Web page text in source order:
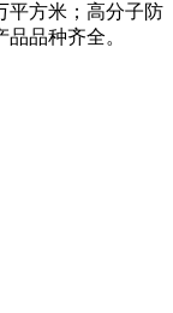
平方米；高分子防
品种齐全。